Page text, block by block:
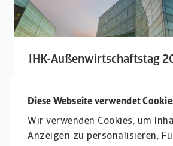
Diese Webseite verwendet
Wir verwenden Cookies, um
Anzeigen zu personalisieren,
IHK-Außenwirtschaftstag
vertreten.